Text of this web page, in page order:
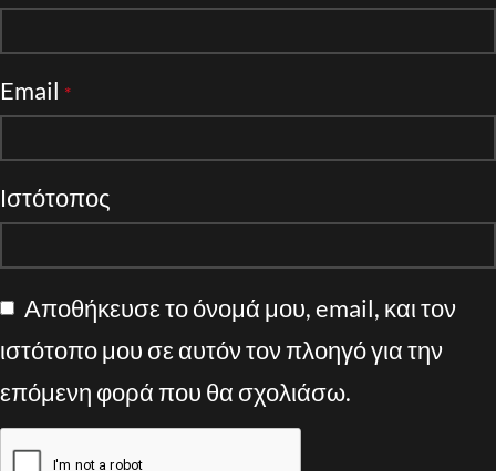
Email *
Ιστότοπος
Αποθήκευσε το όνομά μου, email, και τον
ιστότοπο μου σε αυτόν τον πλοηγό για την
επόμενη φορά που θα σχολιάσω.